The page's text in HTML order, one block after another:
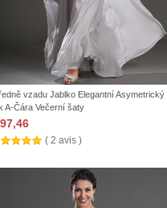
vzadu Jablko Elegantní Asymetrický
A-Čára Večerní šaty
( 2 avis )